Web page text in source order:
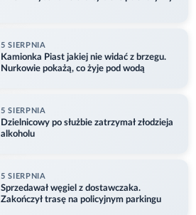
5 SIERPNIA
Kamionka Piast jakiej nie widać z brzegu.
Nurkowie pokażą, co żyje pod wodą
5 SIERPNIA
Dzielnicowy po służbie zatrzymał złodzieja
alkoholu
5 SIERPNIA
Sprzedawał węgiel z dostawczaka.
Zakończył trasę na policyjnym parkingu